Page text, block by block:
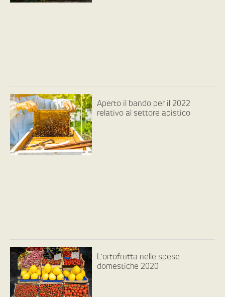
Aperto il bando per il 2022
relativo al settore apistico
L’ortofrutta nelle spese
domestiche 2020